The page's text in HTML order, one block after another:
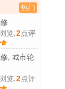
热门
览,2点评
, 城市轮
览,2点评